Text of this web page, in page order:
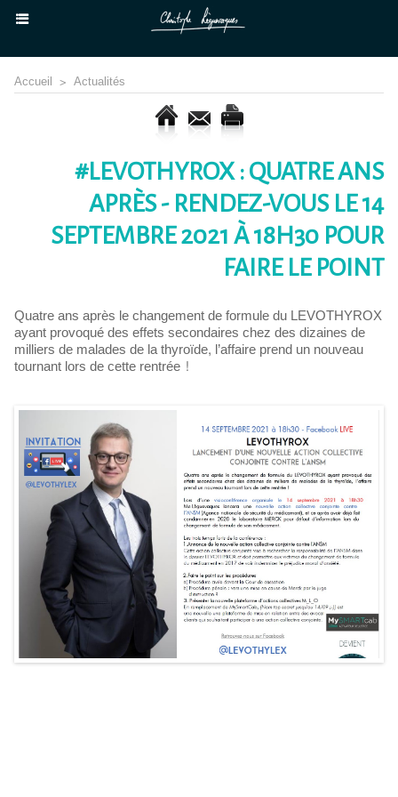
Accueil > Actualités
#LEVOTHYROX : QUATRE ANS
APRÈS - RENDEZ-VOUS LE 14
SEPTEMBRE 2021 À 18H30 POUR
FAIRE LE POINT
Quatre ans après le changement de formule du LEVOTHYROX
ayant provoqué des effets secondaires chez des dizaines de
milliers de malades de la thyroïde, l’affaire prend un nouveau
tournant lors de cette rentrée !